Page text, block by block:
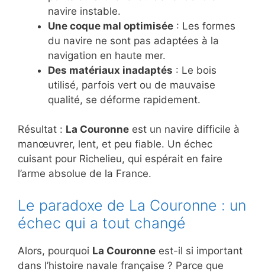
navire instable.
Une coque mal optimisée : Les formes
du navire ne sont pas adaptées à la
navigation en haute mer.
Des matériaux inadaptés : Le bois
utilisé, parfois vert ou de mauvaise
qualité, se déforme rapidement.
Résultat : La Couronne est un navire difficile à
manœuvrer, lent, et peu fiable. Un échec
cuisant pour Richelieu, qui espérait en faire
l’arme absolue de la France.
Le paradoxe de La Couronne : un
échec qui a tout changé
Alors, pourquoi La Couronne est-il si important
dans l’histoire navale française ? Parce que